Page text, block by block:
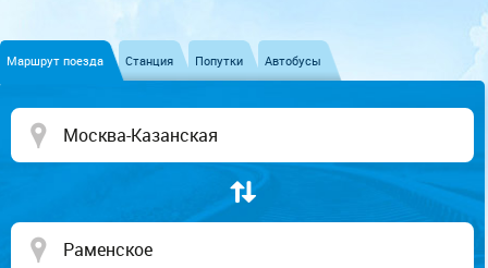
Маршрут поезда Станция Попутки Автобусы